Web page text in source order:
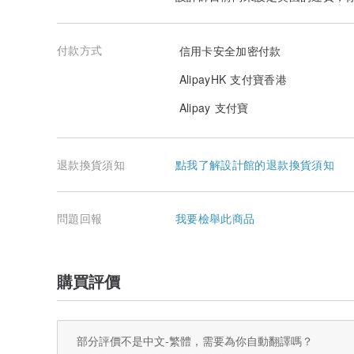
部分商品無法做修改與更動，如有疑問歡迎洽詢客服人員
108顆念珠佛珠均享有一次免服務費更換至彈力繩或棉繩
凡購買正佳珠寶吊墜類商品均享有一個月免服務費維修（
維修使用的棉繩、金屬、掛鏈等，款式數量有限，若無相
諒。
退貨商品皆不接受部分退貨，並請依原包裝寄回。
退回商品需包含此筆訂單的所有物品（含贈品、鑑定證書
正佳珠寶全店保證顧客收到的產品為真品（如有合成商品
未滿萬元商品如需開立第三方檢驗報告證書，須額外外加
付款方式
信用卡安全加密付款
AlipayHK 支付寶香港
Alipay 支付寶
退款換貨須知 點我了解設計館的退款換貨須知
問題回報 我要檢舉此商品
購買評價
部分評價不是中文-繁體，需要為你自動翻譯嗎？